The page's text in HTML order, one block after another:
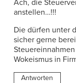
Ach, die
anstellen…!!!
Die dürfen unter
sicher gerne
Wokeismus in
Antworten